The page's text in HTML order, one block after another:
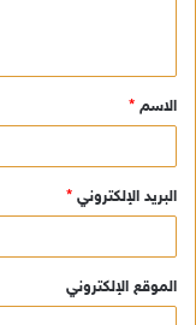
ق
*
الاسم *
البريد الإلكتروني *
الموقع الإلكتروني